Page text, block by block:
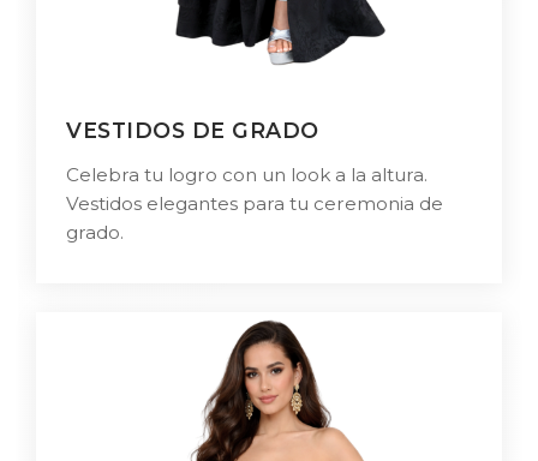
VESTIDOS DE GRADO
Celebra tu logro con un look a la altura.
Vestidos elegantes para tu ceremonia de
grado.